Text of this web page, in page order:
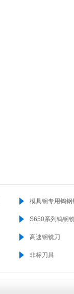
模具钢专用钨钢
S650系列钨钢
高速钢铣刀
非标刀具